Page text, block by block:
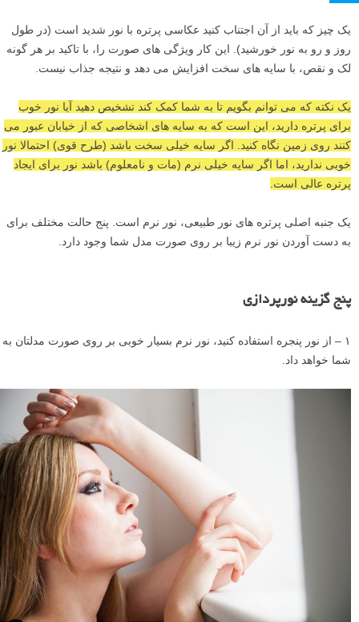
یک چیز که باید از آن اجتناب کنید عکاسی پرتره با نور شدید است (در طول
روز و رو به نور خورشید). این کار ویژگی های صورت را، با تاکید بر هر گونه
لک و نقص، با سایه های سخت افزایش می دهد و نتیجه جذاب نیست.
یک نکته که می توانم بگویم تا به شما کمک کند تشخیص دهید آیا نور خوب
برای پرتره دارید، این است که به سایه های اشخاصی که از خیابان عبور می
کنند روی زمین نگاه کنید. اگر سایه خیلی سخت باشد (طرح قوی) احتمالا نور
خوبی ندارید، اما اگر سایه خیلی نرم (مات و نامعلوم) باشد نور برای ایجاد
پرتره عالی است.
یک جنبه اصلی پرتره های نور طبیعی، نور نرم است. پنج حالت مختلف برای
به دست آوردن نور نرم زیبا بر روی صورت مدل شما وجود دارد.
پنج گزینه نورپردازی
۱ – از نور پنجره استفاده کنید، نور نرم بسیار خوبی بر روی صورت مدلتان به
شما خواهد داد.